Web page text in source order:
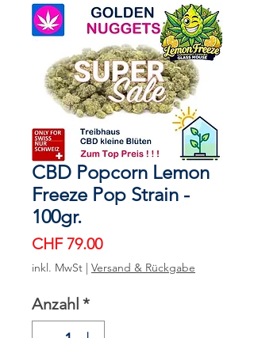
CBD Popcorn Lemon
Freeze Pop Strain -
100gr.
CHF 79.00Preis
inkl. MwSt | Versand & Rückgabe
Anzahl *